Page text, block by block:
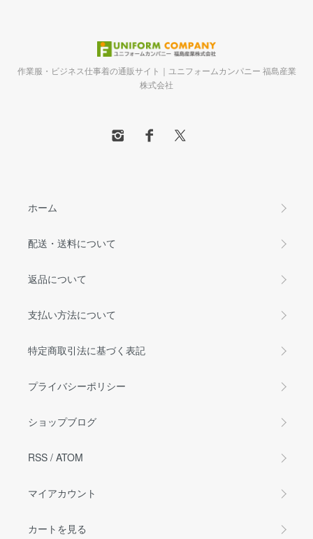
作業服・ビジネス仕事着の通販サイト｜ユニフォームカンパニー 福島産業
株式会社
ホーム
配送・送料について
返品について
支払い方法について
特定商取引法に基づく表記
プライバシーポリシー
ショップブログ
RSS / ATOM
マイアカウント
カートを見る